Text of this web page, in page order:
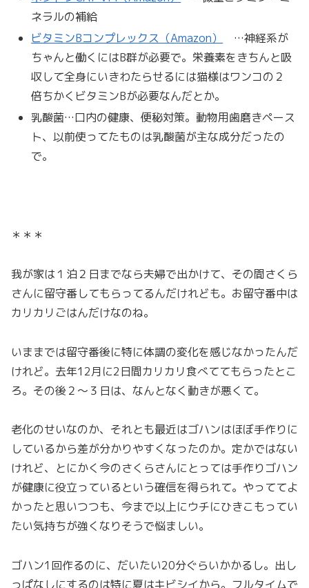
ネラルの補給
ビタミンBコンプレックス（Amazon）
…神経系が
ちゃんと働くにはB群が必要で。栄養素をきちんと吸
収して全身にいきわたらせるには猫様はワンコの２
倍ちかくビタミンBが必要なんだとか。
乳酸菌…口内の健康、便秘対策。動物用歯磨きペース
ト、以前使ってたものは乳酸菌が主な成分だったの
で。
＊＊＊
我が家は１泊２日までなら夫婦で出かけて、その間さくら
さんに留守番してもらってるんだけれども。お留守番中は
カリカリごはんだけなのね。
いままでは留守番後に特に体調の変化を感じなかったんだ
けれど。去年12月に2日間カリカリ食べててもらったとこ
ろ。その後２～３日は、なんとなく動きが悪くて。
老化のせいなのか、それとも最近はゴハンはほぼ手作りに
しているから差が分かりやすくなったのか。定かではない
けれど、とにかく今のさくらさんにとっては手作りゴハン
が健康に役立っているという確信を得られて。やっててよ
かったと思いつつも、今まで以上にウチにひきこもってい
たい気持ちが強くなりそうで悩ましい。
ゴハン1回作るのに、だいたい20分ぐらいかかるし。出し
っぱなしにするのは特に夏はキビシイから。フルタイムで